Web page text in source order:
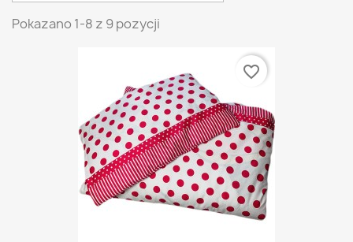
Pokazano 1-8 z 9 pozycji
favorite_border